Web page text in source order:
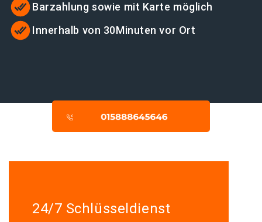
Barzahlung sowie mit Karte möglich
Innerhalb von 30Minuten vor Ort
24/7 Schlüsseldienst